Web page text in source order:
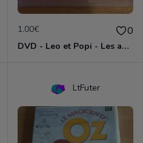
1.00€ 0
DVD - Leo et Popi - Les animaux de la nature
LtFuter